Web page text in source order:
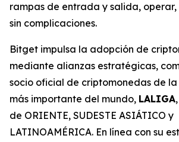
rampas de entrada y salida,
sin complicaciones.
Bitget impulsa la adopción de
mediante alianzas estratégicas,
socio oficial de criptomonedas de
más importante del mundo, LALIGA
de ORIENTE, SUDESTE ASIÁTICO y
LATINOAMÉRICA. En línea con su